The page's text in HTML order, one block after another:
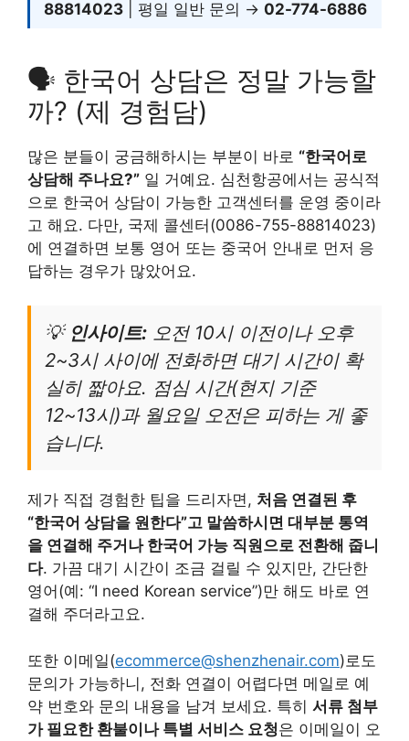
88814023 | 평일 일반 문의 → 02-774-6886
🗣️ 한국어 상담은 정말 가능할
까? (제 경험담)
많은 분들이 궁금해하시는 부분이 바로 “한국어로
상담해 주나요?” 일 거예요. 심천항공에서는 공식적
으로 한국어 상담이 가능한 고객센터를 운영 중이라
고 해요. 다만, 국제 콜센터(0086-755-88814023)
에 연결하면 보통 영어 또는 중국어 안내로 먼저 응
답하는 경우가 많았어요.
💡 인사이트: 오전 10시 이전이나 오후
2~3시 사이에 전화하면 대기 시간이 확
실히 짧아요. 점심 시간(현지 기준
12~13시)과 월요일 오전은 피하는 게 좋
습니다.
제가 직접 경험한 팁을 드리자면, 처음 연결된 후
“한국어 상담을 원한다”고 말씀하시면 대부분 통역
을 연결해 주거나 한국어 가능 직원으로 전환해 줍니
다. 가끔 대기 시간이 조금 걸릴 수 있지만, 간단한
영어(예: “I need Korean service”)만 해도 바로 연
결해 주더라고요.
또한 이메일(ecommerce@shenzhenair.com)로도
문의가 가능하니, 전화 연결이 어렵다면 메일로 예
약 번호와 문의 내용을 남겨 보세요. 특히 서류 첨부
가 필요한 환불이나 특별 서비스 요청은 이메일이 오